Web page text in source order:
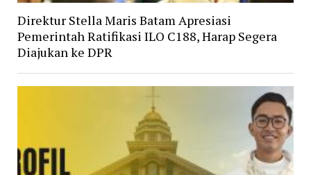
Direktur Stella Maris Batam Apresiasi
Pemerintah Ratifikasi ILO C188, Harap Segera
Diajukan ke DPR